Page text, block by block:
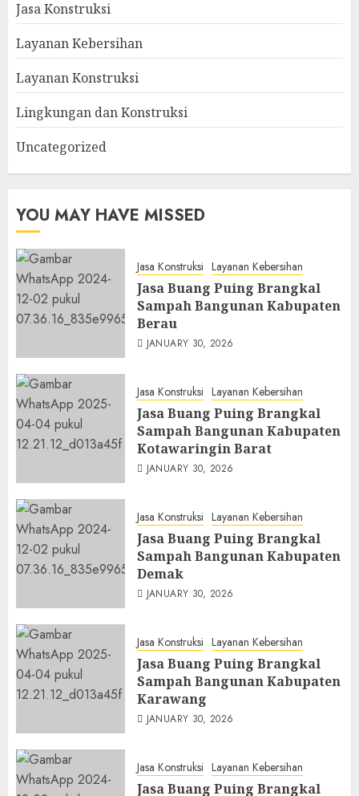
Jasa Konstruksi
Layanan Kebersihan
Layanan Konstruksi
Lingkungan dan Konstruksi
Uncategorized
YOU MAY HAVE MISSED
Jasa Konstruksi Layanan Kebersihan
Jasa Buang Puing Brangkal
Sampah Bangunan Kabupaten
Berau
JANUARY 30, 2026
Jasa Konstruksi Layanan Kebersihan
Jasa Buang Puing Brangkal
Sampah Bangunan Kabupaten
Kotawaringin Barat
JANUARY 30, 2026
Jasa Konstruksi Layanan Kebersihan
Jasa Buang Puing Brangkal
Sampah Bangunan Kabupaten
Demak
JANUARY 30, 2026
Jasa Konstruksi Layanan Kebersihan
Jasa Buang Puing Brangkal
Sampah Bangunan Kabupaten
Karawang
JANUARY 30, 2026
Jasa Konstruksi Layanan Kebersihan
Jasa Buang Puing Brangkal